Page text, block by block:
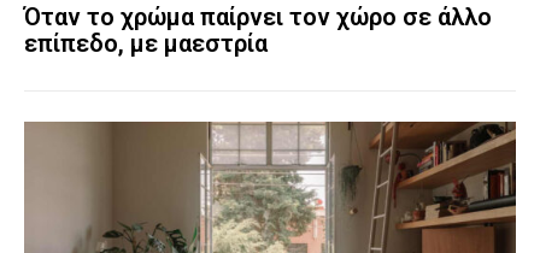
Όταν το χρώμα παίρνει τον χώρο σε άλλο
επίπεδο, με μαεστρία